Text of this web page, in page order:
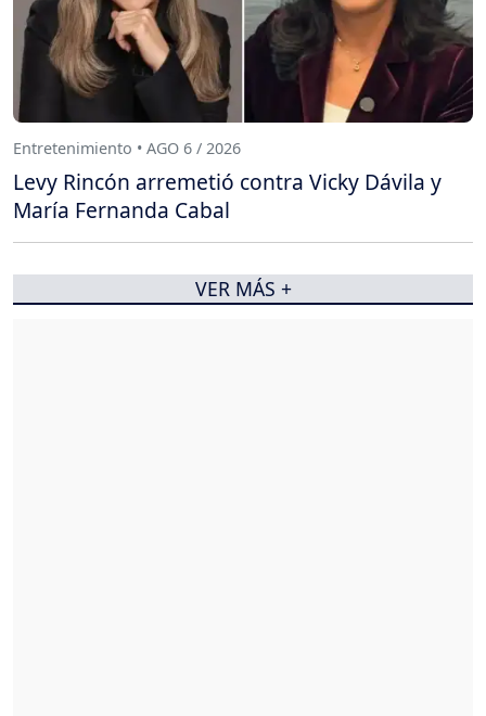
Entretenimiento • AGO 6 / 2026
Levy Rincón arremetió contra Vicky Dávila y
María Fernanda Cabal
VER MÁS +